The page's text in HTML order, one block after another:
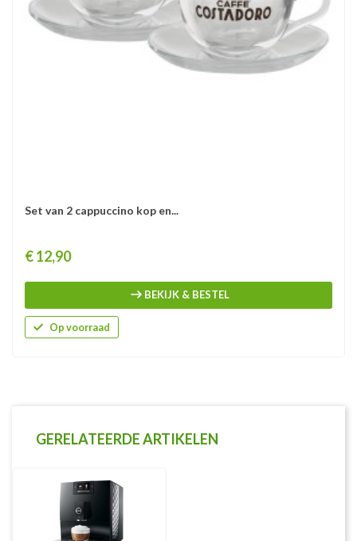
Set van 2 cappuccino kop en...
Prijs
€ 12,90
BEKIJK & BESTEL
Op voorraad
GERELATEERDE ARTIKELEN